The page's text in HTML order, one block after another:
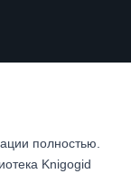
полностью.
Knigogid